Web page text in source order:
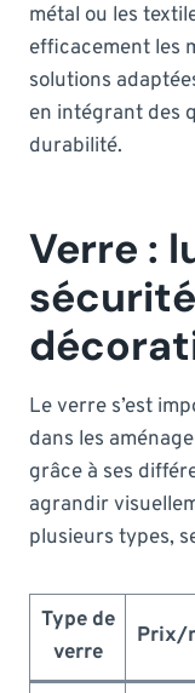
métal ou les
efficacement les
solutions
en intégrant des
durabilité.
Verre :
Le verre s’est
dans les
grâce à ses
agrandir
plusieurs types,
Type de
verre
Prix/